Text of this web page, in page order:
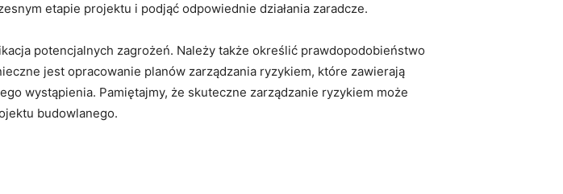
etapie projektu i ‍podjąć‍ odpowiednie działania zaradcze.
potencjalnych zagrożeń. Należy także określić ‌prawdopodobieństwo
jest⁤ opracowanie planów‌ zarządzania ryzykiem, które ⁣zawierają
wystąpienia. ⁤Pamiętajmy, że​ skuteczne zarządzanie⁣ ryzykiem może
budowlanego.